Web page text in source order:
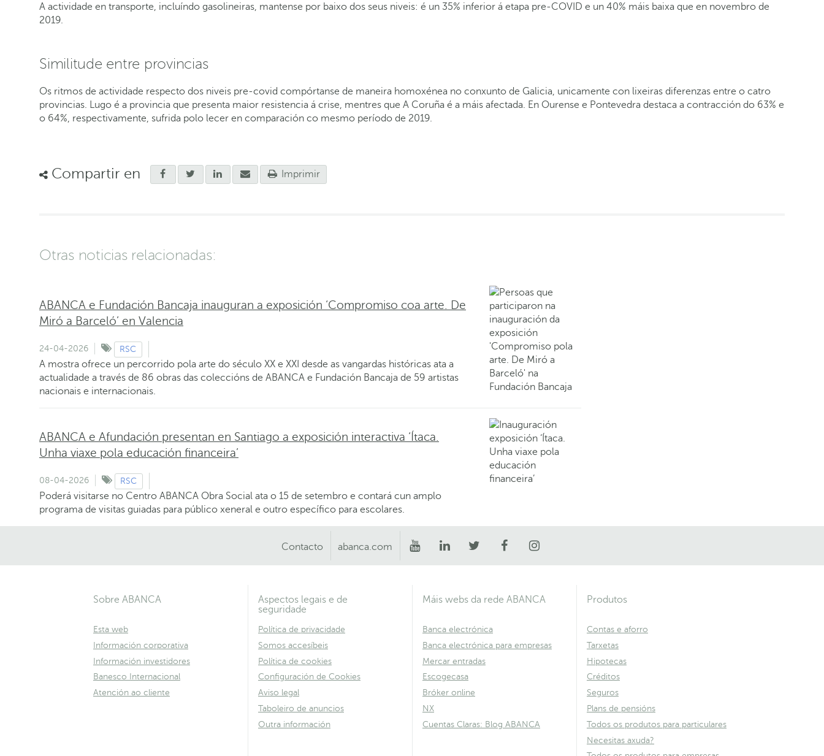
A actividade en transporte, incluíndo gasolineiras, mantense por baixo dos seus niveis: é un 35% inferior á etapa pre-COVID e un 40% máis baixa que en novembro de
2019.
Similitude entre provincias
Os ritmos de actividade respecto dos niveis pre-covid compórtanse de maneira homoxénea no conxunto de Galicia, unicamente con lixeiras diferenzas entre o catro
provincias. Lugo é a provincia que presenta maior resistencia á crise, mentres que A Coruña é a máis afectada. En Ourense e Pontevedra destaca a contracción do 63% e
o 64%, respectivamente, sufrida polo lecer en comparación co mesmo período de 2019.
Compartir en Imprimir
Otras noticias relacionadas:
ABANCA e Fundación Bancaja inauguran a exposición ‘Compromiso coa arte. De
Miró a Barceló’ en Valencia
24-04-2026 RSC
A mostra ofrece un percorrido pola arte do século XX e XXI desde as vangardas históricas ata a
actualidade a través de 86 obras das coleccións de ABANCA e Fundación Bancaja de 59 artistas
nacionais e internacionais.
ABANCA e Afundación presentan en Santiago a exposición interactiva ‘Ítaca.
Unha viaxe pola educación financeira’
08-04-2026 RSC
Poderá visitarse no Centro ABANCA Obra Social ata o 15 de setembro e contará cun amplo
programa de visitas guiadas para público xeneral e outro específico para escolares.
Contacto abanca.com
Sobre ABANCA
Esta web
Información corporativa
Información investidores
Banesco Internacional
Atención ao cliente
Aspectos legais e de
seguridade
Política de privacidade
Somos accesíbeis
Política de cookies
Configuración de Cookies
Aviso legal
Taboleiro de anuncios
Outra información
Máis webs da rede ABANCA
Banca electrónica
Banca electrónica para empresas
Mercar entradas
Escogecasa
Bróker online
NX
Cuentas Claras: Blog ABANCA
Produtos
Contas e aforro
Tarxetas
Hipotecas
Créditos
Seguros
Plans de pensións
Todos os produtos para particulares
Necesitas axuda?